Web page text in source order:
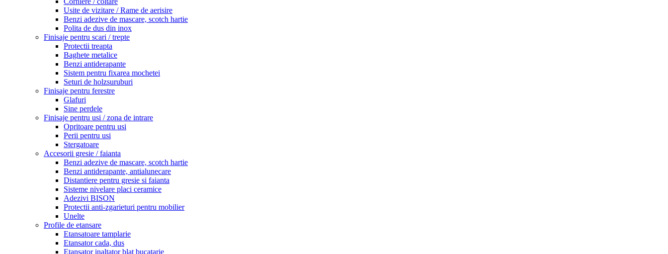
Usite de vizitare / Rame de aerisire
Benzi adezive de mascare, scotch hartie
Polita de dus din inox
Finisaje pentru scari / trepte
Protectii treapta
Baghete metalice
Benzi antiderapante
Sistem pentru fixarea mochetei
Seturi de holzsuruburi
Finisaje pentru ferestre
Glafuri
Sine perdele
Finisaje pentru usi / zona de intrare
Opritoare pentru usi
Perii pentru usi
Stergatoare
Accesorii gresie / faianta
Benzi adezive de mascare, scotch hartie
Benzi antiderapante, antialunecare
Distantiere pentru gresie si faianta
Sisteme nivelare placi ceramice
Adezivi BISON
Protectii anti-zgarieturi pentru mobilier
Unelte
Profile de etansare
Etansatoare tamplarie
Etansator cada, dus
Etansator inaltator blat bucatarie